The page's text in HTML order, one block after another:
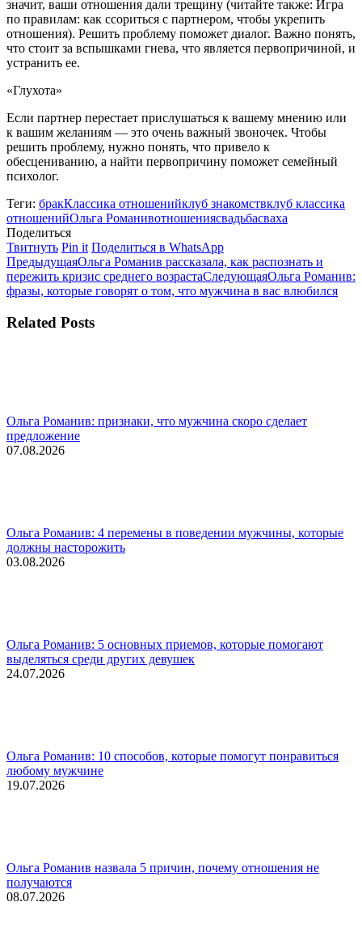
значит, ваши отношения дали трещину (читайте также: Игра
по правилам: как ссориться с партнером, чтобы укрепить
отношения). Решить проблему поможет диалог. Важно понять,
что стоит за вспышками гнева, что является первопричиной, и
устранить ее.
«Глухота»
Если партнер перестает прислушаться к вашему мнению или
к вашим желаниям — это очень важный звоночек. Чтобы
решить проблему, нужно понять, что привело к
обесцениванию, а найти первопричину поможет семейный
психолог.
Теги: бракКлассика отношенийклуб знакомствклуб классика
отношенийОльга Романивотношениясвадьбасваха
Поделиться
ТвитнутьПоделиться
в
Twitter
Pin itПоделиться
в
Pinterest
Поделиться в WhatsAppПоделиться
WhatsApp
Навигация
по
ПредыдущаяПредыдущая
запись:
Ольга Романив рассказала, как распознать и
пережить кризис среднего возрастаСледующаяСледующая
запись:
Ольга Романив:
фразы, которые говорят о том, что мужчина в вас влюбился
Related Posts
Ольга Романив: признаки, что мужчина скоро сделает
предложение
07.08.2026
Ольга Романив: 4 перемены в поведении мужчины, которые
должны насторожить
03.08.2026
Ольга Романив: 5 основных приемов, которые помогают
выделяться среди других девушек
24.07.2026
Ольга Романив: 10 способов, которые помогут понравиться
любому мужчине
19.07.2026
Ольга Романив назвала 5 причин, почему отношения не
получаются
08.07.2026